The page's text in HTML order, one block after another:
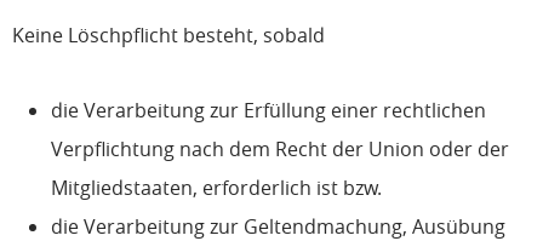
Keine Löschpflicht besteht, sobald
die Verarbeitung zur Erfüllung einer rechtlichen
Verpflichtung nach dem Recht der Union oder der
Mitgliedstaaten, erforderlich ist bzw.
die Verarbeitung zur Geltendmachung, Ausübung